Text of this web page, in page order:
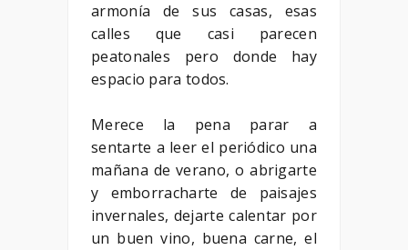
armonía de sus casas, esas
calles que casi parecen
peatonales pero donde hay
espacio para todos.
Merece la pena parar a
sentarte a leer el periódico una
mañana de verano, o abrigarte
y emborracharte de paisajes
invernales, dejarte calentar por
un buen vino, buena carne, el